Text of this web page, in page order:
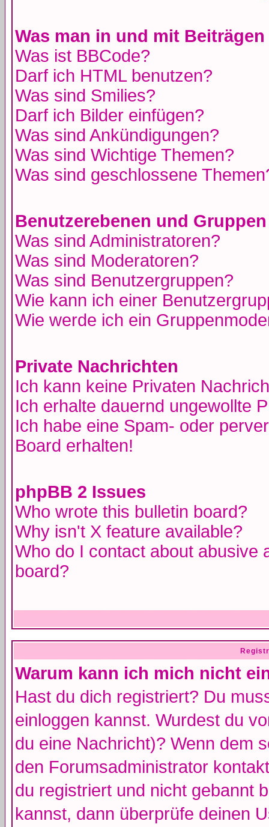
Was man in und mit
Was ist BBCode?
Darf ich HTML benutzen?
Was sind Smilies?
Darf ich Bilder einfügen?
Was sind Ankündigungen?
Was sind Wichtige Themen?
Was sind geschlossene
Benutzerebenen und Gruppen
Was sind Administratoren?
Was sind Moderatoren?
Was sind Benutzergruppen?
Wie kann ich einer
Wie werde ich ein
Private Nachrichten
Ich kann keine Privaten
Ich erhalte dauernd ungewollte
Ich habe eine Spam- oder
Board erhalten!
phpBB 2 Issues
Who wrote this bulletin board?
Why isn't X feature available?
Who do I contact about abusive
board?
Warum kann ich mich nicht
Hast du dich registriert? Du
einloggen kannst. Wurdest du
du eine Nachricht)? Wenn dem
den Forumsadministrator
du registriert und nicht gebannt
kannst, dann überprüfe deinen